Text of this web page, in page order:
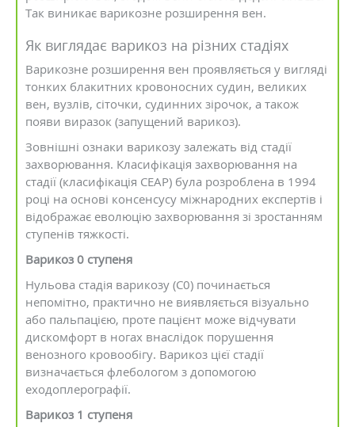
Так виникає варикозне розширення вен.
Як виглядає варикоз на різних стадіях
Варикозне розширення вен проявляється у вигляді
тонких блакитних кровоносних судин, великих
вен, вузлів, сіточки, судинних зірочок, а також
появи виразок (запущений варикоз).
Зовнішні ознаки варикозу залежать від стадії
захворювання. Класифікація захворювання на
стадії (класифікація CEAP) була розроблена в 1994
році на основі консенсусу міжнародних експертів і
відображає еволюцію захворювання зі зростанням
ступенів тяжкості.
Варикоз 0 ступеня
Нульова стадія варикозу (С0) починається
непомітно, практично не виявляється візуально
або пальпацією, проте пацієнт може відчувати
дискомфорт в ногах внаслідок порушення
венозного кровообігу. Варикоз цієї стадії
визначається флебологом з допомогою
еходоплерографії.
Варикоз 1 ступеня